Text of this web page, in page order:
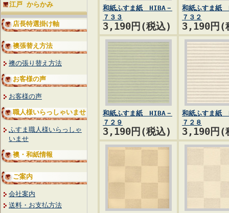
江戸 からかみ
店長特選掛け軸
襖張替え方法
襖の張り替え方法
お客様の声
お客様の声
職人様いらっしゃいませ
ふすま職人様いらっしゃ
いませ
襖・和紙情報
ご案内
会社案内
送料・お支払方法
和紙ふすま紙 HIBA－
７３３
3,190円(税込)
和紙ふすま紙
７３２
3,190円(
和紙ふすま紙 HIBA－
７２９
3,190円(税込)
和紙ふすま紙
７２８
3,190円(